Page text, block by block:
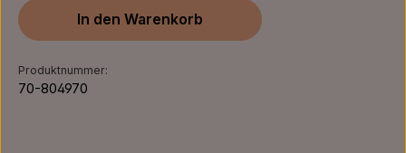
In den Warenkorb
Produktnummer:
70-804970